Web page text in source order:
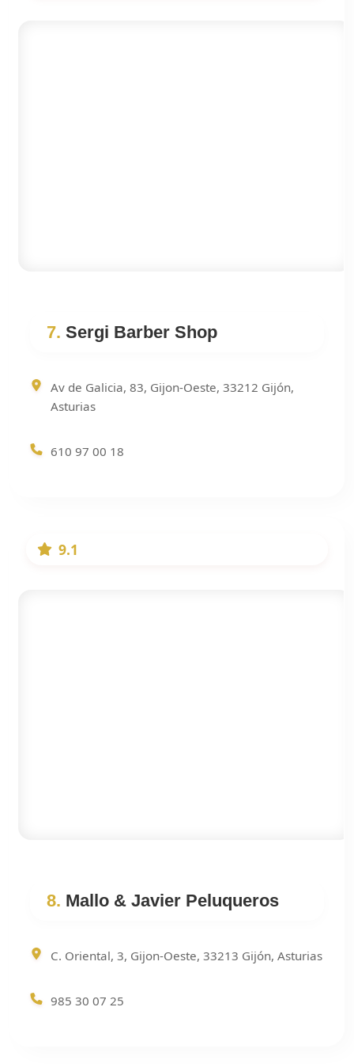
7. Sergi Barber Shop
Av de Galicia, 83, Gijon-Oeste, 33212 Gijón,
Asturias
610 97 00 18
9.1
8. Mallo & Javier Peluqueros
C. Oriental, 3, Gijon-Oeste, 33213 Gijón, Asturias
985 30 07 25